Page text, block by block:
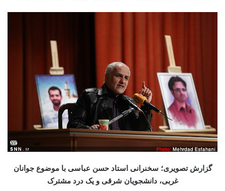
گزارش تصویری؛ سخنرانی استاد حسن عباسی با موضوع جوانان
غربی، دانشجویان شرقی و یک درد مشترک